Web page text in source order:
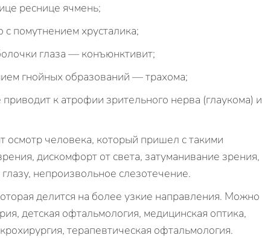
реснице ячмень;
с помутнением хрусталика;
глаза — конъюнктивит;
гнойных образований — трахома;
к атрофии зрительного нерва (глаукома) и
осмотр человека, который пришел с такими
дискомфорт от света, затуманивание зрения,
непроизвольное слезотечение.
делится на более узкие направления. Можно
детская офтальмология, медицинская оптика,
терапевтическая офтальмология.